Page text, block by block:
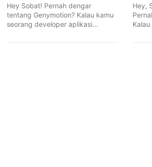
Hey Sobat! Pernah dengar
tentang Genymotion? Kalau kamu
seorang developer aplikasi
...
Hey,